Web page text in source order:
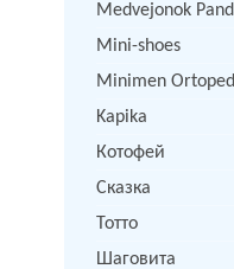
Medvejonok
Mini-shoes
Minimen
Kapika
Котофей
Сказка
Тотто
Шаговита